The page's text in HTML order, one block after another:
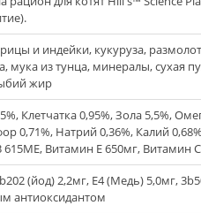
и индейки, кукуруза,
мука из тунца, минералы, сухая
жир
Клетчатка 0,95%, Зола 5,5%,
0,71%, Натрий 0,36%, Калий
Витамин E 650мг, Витамин
(йод) 2,2мг, E4 (Медь) 5,0мг,
антиоксидантом